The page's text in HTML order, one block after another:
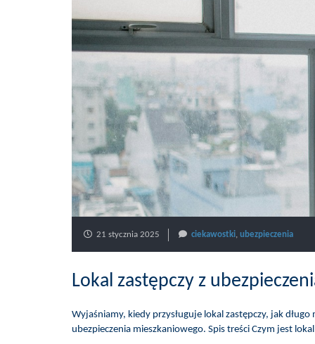
21 stycznia 2025 ciekawostki, ubezpieczenia
Lokal zastępczy z
Wyjaśniamy, kiedy przysługuje lokal zastępczy, jak
ubezpieczenia mieszkaniowego. Spis treści Czym jest